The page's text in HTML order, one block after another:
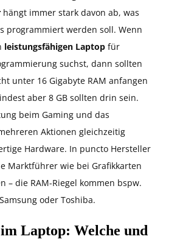
hängt immer stark davon ab, was
programmiert werden soll. Wenn
leistungsfähigen Laptop für
suchst, dann sollten
unter 16 Gigabyte RAM anfangen
aber 8 GB sollten drin sein.
beim Gaming und das
Aktionen gleichzeitig
Hardware. In puncto Hersteller
Marktführer wie bei Grafikkarten
– die RAM-Riegel kommen bspw.
oder Toshiba.
Laptop: Welche und